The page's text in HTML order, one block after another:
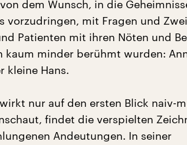
dem Wunsch, in die
vorzudringen, mit Fragen und
Patienten mit ihren Nöten und
kaum minder berühmt wurden:
kleine Hans.
nur auf den ersten Blick naiv-
findet die verspielten
Andeutungen. In seiner